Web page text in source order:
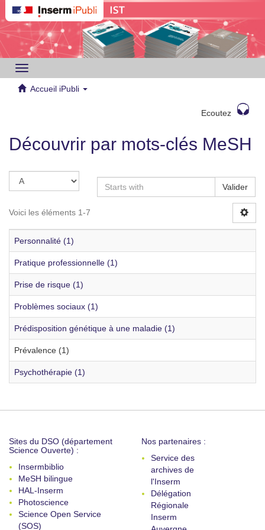
Toggle
navigation
Accueil iPubli
Ecoutez
Découvrir par mots-clés MeSH
Valider
Voici les éléments 1-7
Personnalité (1)
Pratique professionnelle (1)
Prise de risque (1)
Problèmes sociaux (1)
Prédisposition génétique à une maladie (1)
Prévalence (1)
Psychothérapie (1)
Sites du DSO (département
Science Ouverte) :
Insermbiblio
MeSH bilingue
HAL-Inserm
Photoscience
Science Open Service
(SOS)
Nos partenaires :
Service des
archives de
l'Inserm
Délégation
Régionale
Inserm